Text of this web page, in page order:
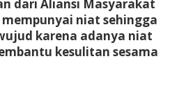
dari Aliansi Masyarakat
niat sehingga
karena adanya niat
kesulitan sesama